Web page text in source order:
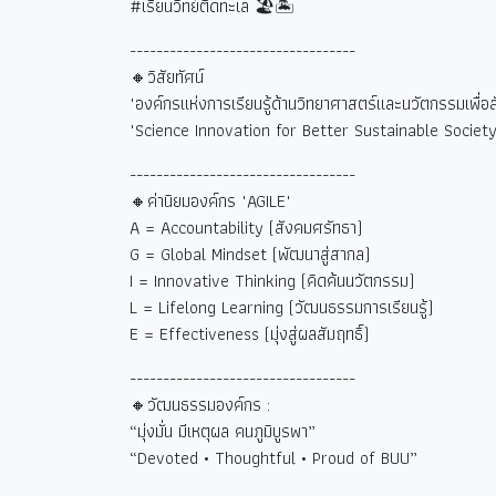
#เรียนวิทย์ติดทะเล 🏖🏝
----------------------------------
🔸วิสัยทัศน์
"องค์กรแห่งการเรียนรู้ด้านวิทยาศาสตร์และนวัตกรรมเพื่
"Science Innovation for Better Sustainable
----------------------------------
🔸ค่านิยมองค์กร "AGILE"
A = Accountability (สังคมศรัทธา)
G = Global Mindset (พัฒนาสู่สากล)
I = Innovative Thinking (คิดค้นนวัตกรรม)
L = Lifelong Learning (วัฒนธรรมการเรียนรู้)
E = Effectiveness (มุ่งสู่ผลสัมฤทธิ์)
----------------------------------
🔸วัฒนธรรมองค์กร :
“มุ่งมั่น มีเหตุผล คนภูมิบูรพา”
“Devoted • Thoughtful • Proud of BUU”